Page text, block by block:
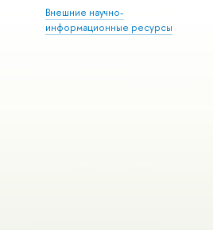
Внешние научно-
информационные ресурсы